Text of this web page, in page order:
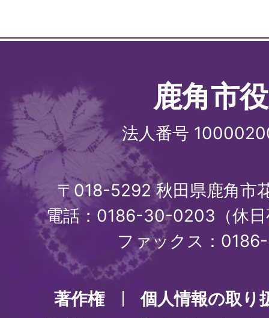
鹿角市
法人番号
〒018-5292 秋田県鹿角市
電話：0186-30-0203（休
ファックス：
著作権
個人情報の取り